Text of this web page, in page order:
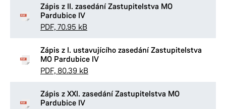
Zápis z II. zasedání Zastupitelstva MO
Pardubice IV
PDF, 70.95 kB
Zápis z I. ustavujícího zasedání Zastupitelstva
MO Pardubice IV
PDF, 80.39 kB
Zápis z XXI. zasedání Zastupitelstva MO
Pardubice IV